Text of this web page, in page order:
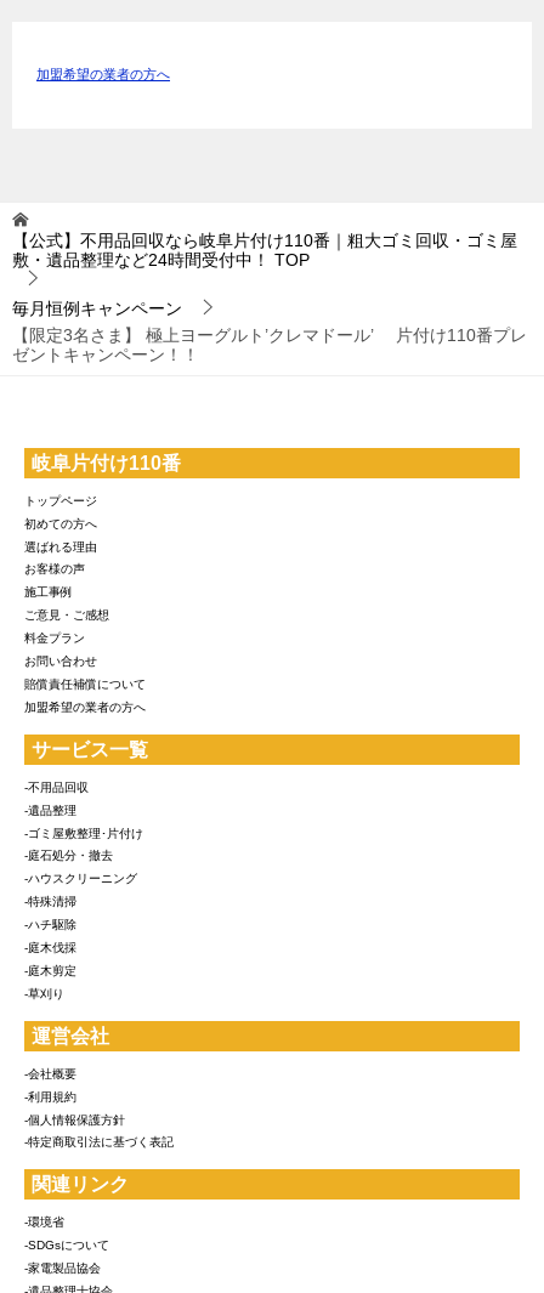
加盟希望の業者の方へ
【公式】不用品回収なら岐阜片付け110番｜粗大ゴミ回収・ゴミ屋
敷・遺品整理など24時間受付中！
TOP
毎月恒例キャンペーン
【限定3名さま】 極上ヨーグルト’クレマドール’ 片付け110番プレ
ゼントキャンペーン！！
岐阜片付け110番
トップページ
初めての方へ
選ばれる理由
お客様の声
施工事例
ご意見・ご感想
料金プラン
お問い合わせ
賠償責任補償について
加盟希望の業者の方へ
サービス一覧
-不用品回収
-遺品整理
-ゴミ屋敷整理･片付け
-庭石処分・撤去
-ハウスクリーニング
-特殊清掃
-ハチ駆除
-庭木伐採
-庭木剪定
-草刈り
運営会社
-会社概要
-利用規約
-個人情報保護方針
-特定商取引法に基づく表記
関連リンク
-環境省
-SDGsについて
-家電製品協会